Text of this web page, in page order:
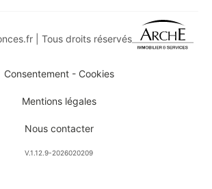
| Tous droits réservés
Consentement - Cookies
Mentions légales
Nous contacter
V.1.12.9-2026020209